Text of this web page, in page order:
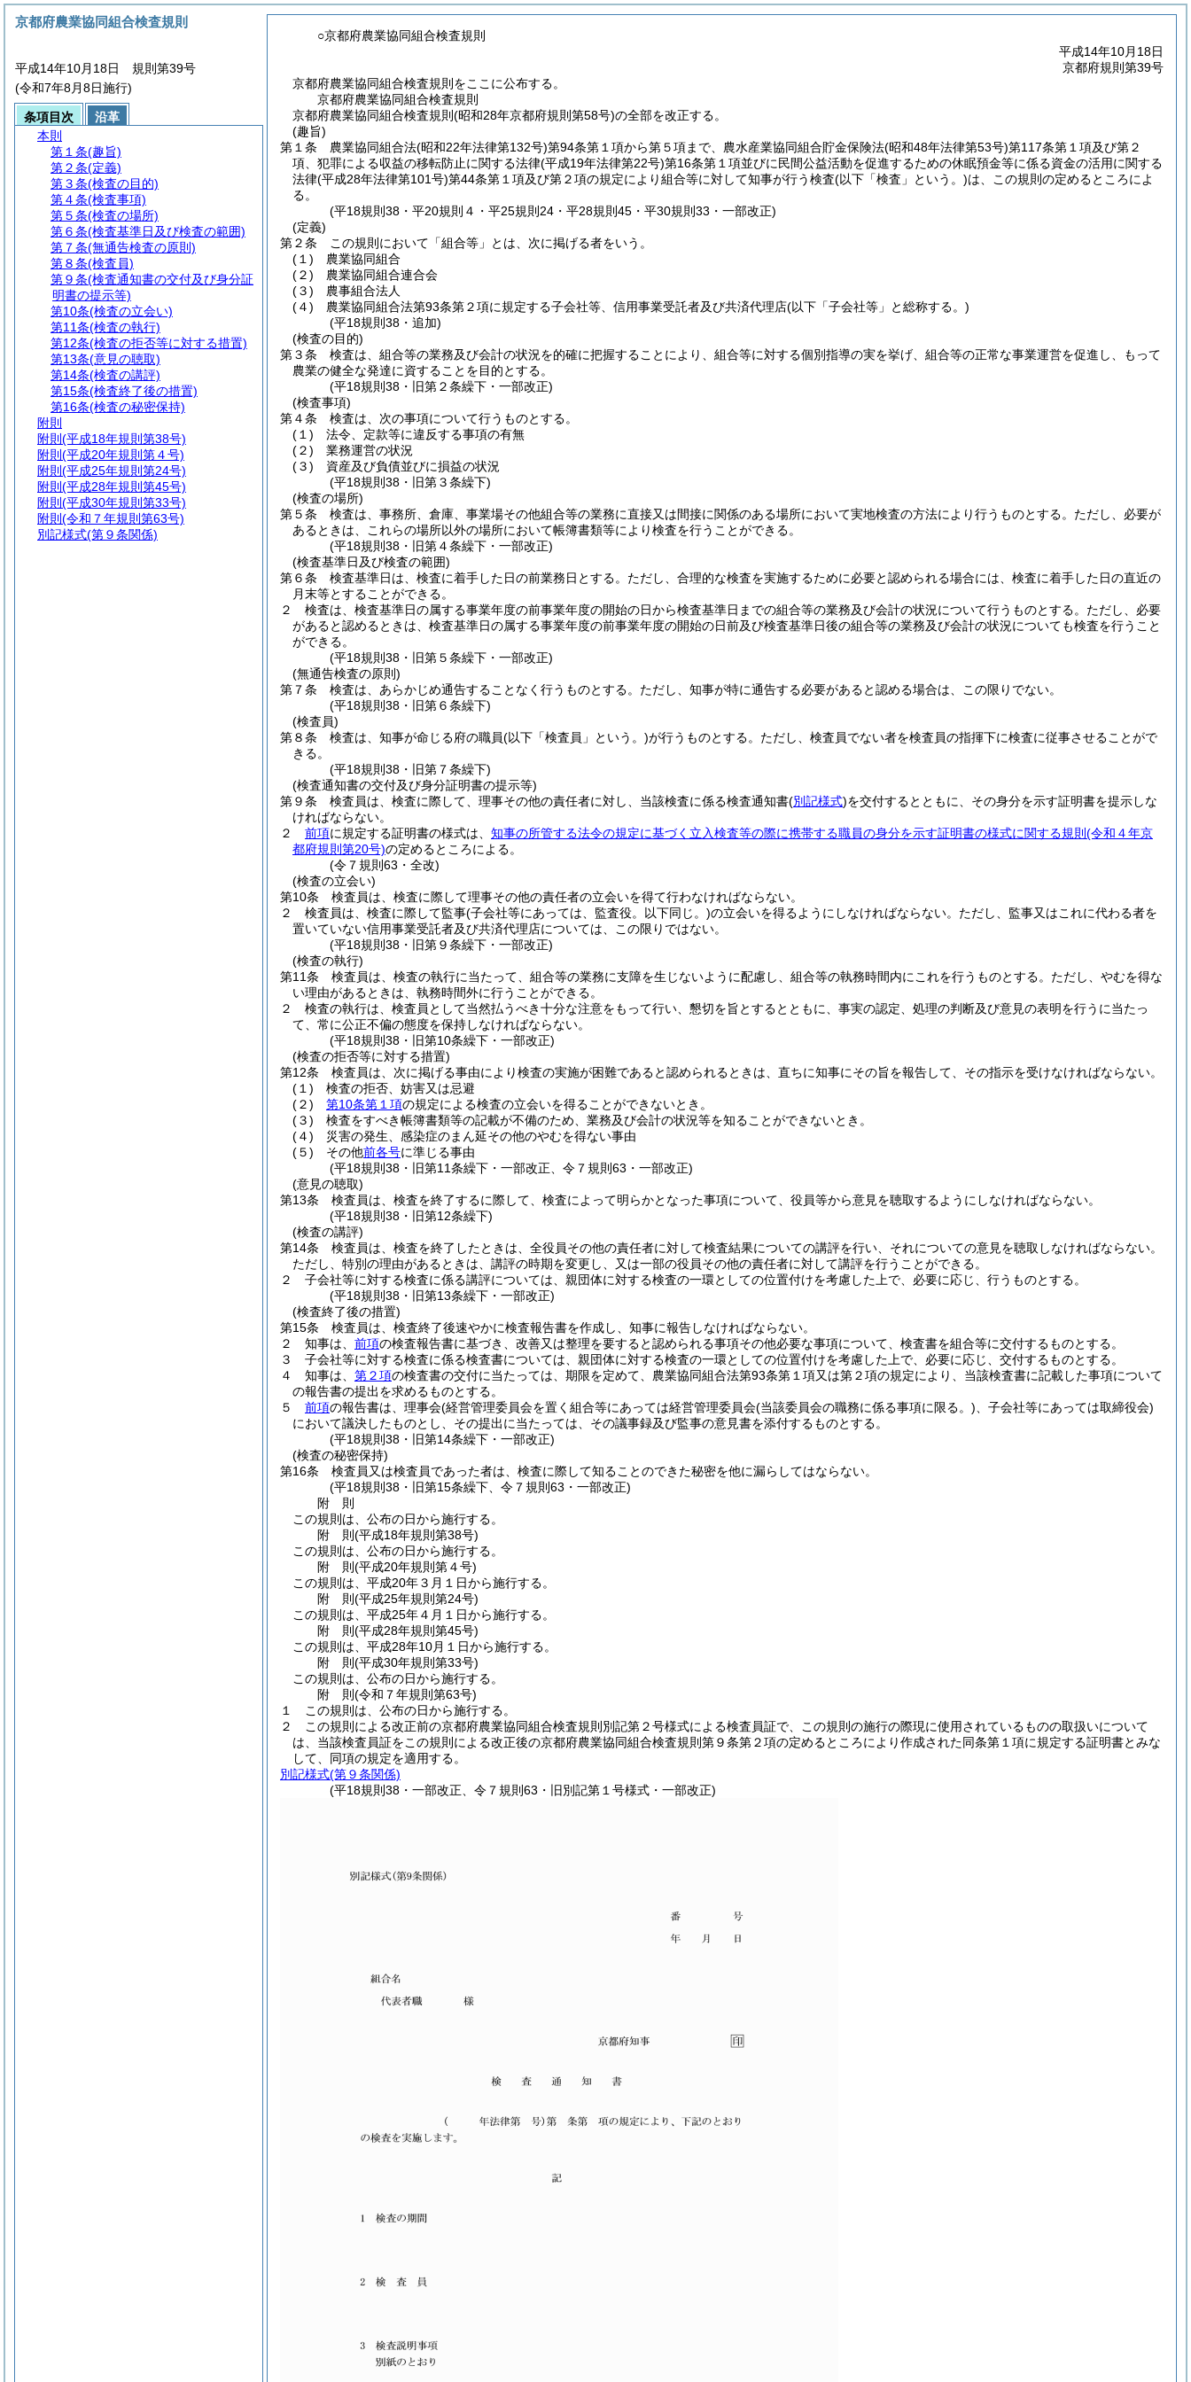
○京都府農業協同組合検査規則
平成14年10月18日
京都府規則第39号
京都府農業協同組合検査規則をここに公布する。
京都府農業協同組合検査規則
京都府農業協同組合検査規則(昭和28年京都府規則第58号)の全部を改正する。
(趣旨)
第１条
農業協同組合法(昭和22年法律第132号)第94条第１項から第５項まで、農水産業協同組合貯金保険法(昭和48年法律第53号)第117条第１項及び第２
項、犯罪による収益の移転防止に関する法律(平成19年法律第22号)第16条第１項並びに民間公益活動を促進するための休眠預金等に係る資金の活用に関する
法律(平成28年法律第101号)第44条第１項及び第２項の規定により組合等に対して知事が行う検査(以下「検査」という。)は、この規則の定めるところによ
る。
(平18規則38・平20規則４・平25規則24・平28規則45・平30規則33・一部改正)
(定義)
第２条
この規則において「組合等」とは、次に掲げる者をいう。
(１)
農業協同組合
(２)
農業協同組合連合会
(３)
農事組合法人
(４)
農業協同組合法第93条第２項に規定する子会社等、信用事業受託者及び共済代理店(以下「子会社等」と総称する。)
(平18規則38・追加)
(検査の目的)
第３条
検査は、組合等の業務及び会計の状況を的確に把握することにより、組合等に対する個別指導の実を挙げ、組合等の正常な事業運営を促進し、もって
農業の健全な発達に資することを目的とする。
(平18規則38・旧第２条繰下・一部改正)
(検査事項)
第４条
検査は、次の事項について行うものとする。
(１)
法令、定款等に違反する事項の有無
(２)
業務運営の状況
(３)
資産及び負債並びに損益の状況
(平18規則38・旧第３条繰下)
(検査の場所)
第５条
検査は、事務所、倉庫、事業場その他組合等の業務に直接又は間接に関係のある場所において実地検査の方法により行うものとする。 ただし、必要が
あるときは、これらの場所以外の場所において帳簿書類等により検査を行うことができる。
(平18規則38・旧第４条繰下・一部改正)
(検査基準日及び検査の範囲)
第６条
検査基準日は、検査に着手した日の前業務日とする。 ただし、合理的な検査を実施するために必要と認められる場合には、検査に着手した日の直近の
月末等とすることができる。
２
検査は、検査基準日の属する事業年度の前事業年度の開始の日から検査基準日までの組合等の業務及び会計の状況について行うものとする。 ただし、必要
があると認めるときは、検査基準日の属する事業年度の前事業年度の開始の日前及び検査基準日後の組合等の業務及び会計の状況についても検査を行うこと
ができる。
(平18規則38・旧第５条繰下・一部改正)
(無通告検査の原則)
第７条
検査は、あらかじめ通告することなく行うものとする。 ただし、知事が特に通告する必要があると認める場合は、この限りでない。
(平18規則38・旧第６条繰下)
(検査員)
第８条
検査は、知事が命じる府の職員(以下「検査員」という。)が行うものとする。 ただし、検査員でない者を検査員の指揮下に検査に従事させることがで
きる。
(平18規則38・旧第７条繰下)
(検査通知書の交付及び身分証明書の提示等)
第９条
検査員は、検査に際して、理事その他の責任者に対し、当該検査に係る検査通知書(別記様式)を交付するとともに、その身分を示す証明書を提示しな
ければならない。
２
前項に規定する証明書の様式は、 知事の所管する法令の規定に基づく立入検査等の際に携帯する職員の身分を示す証明書の様式に関する規則 (令和４年京
都府規則第20号)の定めるところによる。
(令７規則63・全改)
(検査の立会い)
第10条
検査員は、検査に際して理事その他の責任者の立会いを得て行わなければならない。
２
検査員は、検査に際して監事(子会社等にあっては、監査役。以下同じ。)の立会いを得るようにしなければならない。 ただし、監事又はこれに代わる者を
置いていない信用事業受託者及び共済代理店については、この限りではない。
(平18規則38・旧第９条繰下・一部改正)
(検査の執行)
第11条
検査員は、検査の執行に当たって、組合等の業務に支障を生じないように配慮し、組合等の執務時間内にこれを行うものとする。 ただし、やむを得な
い理由があるときは、執務時間外に行うことができる。
２
検査の執行は、検査員として当然払うべき十分な注意をもって行い、懇切を旨とするとともに、事実の認定、処理の判断及び意見の表明を行うに当たっ
て、常に公正不偏の態度を保持しなければならない。
(平18規則38・旧第10条繰下・一部改正)
(検査の拒否等に対する措置)
第12条
検査員は、次に掲げる事由により検査の実施が困難であると認められるときは、直ちに知事にその旨を報告して、その指示を受けなければならない。
(１)
検査の拒否、妨害又は忌避
(２)
第10条第１項の規定による検査の立会いを得ることができないとき。
(３)
検査をすべき帳簿書類等の記載が不備のため、業務及び会計の状況等を知ることができないとき。
(４)
災害の発生、感染症のまん延その他のやむを得ない事由
(５)
その他前各号に準じる事由
(平18規則38・旧第11条繰下・一部改正、令７規則63・一部改正)
(意見の聴取)
第13条
検査員は、検査を終了するに際して、検査によって明らかとなった事項について、役員等から意見を聴取するようにしなければならない。
(平18規則38・旧第12条繰下)
(検査の講評)
第14条
検査員は、検査を終了したときは、全役員その他の責任者に対して検査結果についての講評を行い、それについての意見を聴取しなければならない。
ただし、特別の理由があるときは、講評の時期を変更し、又は一部の役員その他の責任者に対して講評を行うことができる。
２
子会社等に対する検査に係る講評については、親団体に対する検査の一環としての位置付けを考慮した上で、必要に応じ、行うものとする。
(平18規則38・旧第13条繰下・一部改正)
(検査終了後の措置)
第15条
検査員は、検査終了後速やかに検査報告書を作成し、知事に報告しなければならない。
２
知事は、 前項の検査報告書に基づき、改善又は整理を要すると認められる事項その他必要な事項について、検査書を組合等に交付するものとする。
３
子会社等に対する検査に係る検査書については、親団体に対する検査の一環としての位置付けを考慮した上で、必要に応じ、交付するものとする。
４
知事は、 第２項の検査書の交付に当たっては、期限を定めて、農業協同組合法第93条第１項又は第２項の規定により、当該検査書に記載した事項について
の報告書の提出を求めるものとする。
５
前項の報告書は、理事会(経営管理委員会を置く組合等にあっては経営管理委員会(当該委員会の職務に係る事項に限る。) 、子会社等にあっては取締役会)
において議決したものとし、その提出に当たっては、その議事録及び監事の意見書を添付するものとする。
(平18規則38・旧第14条繰下・一部改正)
(検査の秘密保持)
第16条
検査員又は検査員であった者は、検査に際して知ることのできた秘密を他に漏らしてはならない。
(平18規則38・旧第15条繰下、令７規則63・一部改正)
附 則
この規則は、公布の日から施行する。
附 則(平成18年規則第38号)
この規則は、公布の日から施行する。
附 則(平成20年規則第４号)
この規則は、平成20年３月１日から施行する。
附 則(平成25年規則第24号)
この規則は、平成25年４月１日から施行する。
附 則(平成28年規則第45号)
この規則は、平成28年10月１日から施行する。
附 則(平成30年規則第33号)
この規則は、公布の日から施行する。
附 則(令和７年規則第63号)
１
この規則は、公布の日から施行する。
２
この規則による改正前の京都府農業協同組合検査規則別記第２号様式による検査員証で、この規則の施行の際現に使用されているものの取扱いについて
は、当該検査員証をこの規則による改正後の京都府農業協同組合検査規則第９条第２項の定めるところにより作成された同条第１項に規定する証明書とみな
して、同項の規定を適用する。
別記様式(第９条関係)
(平18規則38・一部改正、令７規則63・旧別記第１号様式・一部改正)
京都府農業協同組合検査規則
平成14年10月18日 規則第39号
(令和7年8月8日施行)
条項目次
沿革
本則
第１条(趣旨)
第２条(定義)
第３条(検査の目的)
第４条(検査事項)
第５条(検査の場所)
第６条(検査基準日及び検査の範囲)
第７条(無通告検査の原則)
第８条(検査員)
第９条(検査通知書の交付及び身分証
明書の提示等)
第10条(検査の立会い)
第11条(検査の執行)
第12条(検査の拒否等に対する措置)
第13条(意見の聴取)
第14条(検査の講評)
第15条(検査終了後の措置)
第16条(検査の秘密保持)
附則
附則 (平成18年規則第38号)
附則 (平成20年規則第４号)
附則 (平成25年規則第24号)
附則 (平成28年規則第45号)
附則 (平成30年規則第33号)
附則 (令和７年規則第63号)
別記様式(第９条関係)